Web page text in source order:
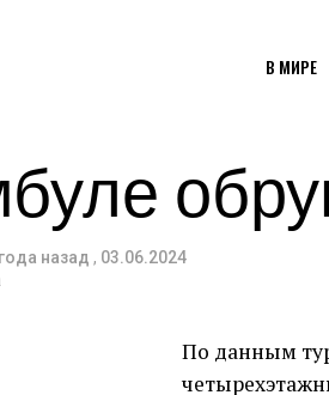
В МИРЕ
назад , 03.06.2024
По данным